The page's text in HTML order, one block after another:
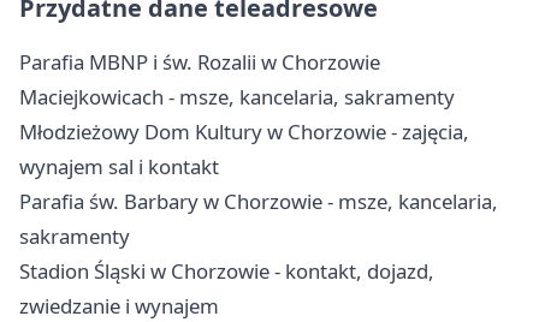
Przydatne dane teleadresowe
Parafia MBNP i św. Rozalii w Chorzowie
Maciejkowicach - msze, kancelaria, sakramenty
Młodzieżowy Dom Kultury w Chorzowie - zajęcia,
wynajem sal i kontakt
Parafia św. Barbary w Chorzowie - msze, kancelaria,
sakramenty
Stadion Śląski w Chorzowie - kontakt, dojazd,
zwiedzanie i wynajem